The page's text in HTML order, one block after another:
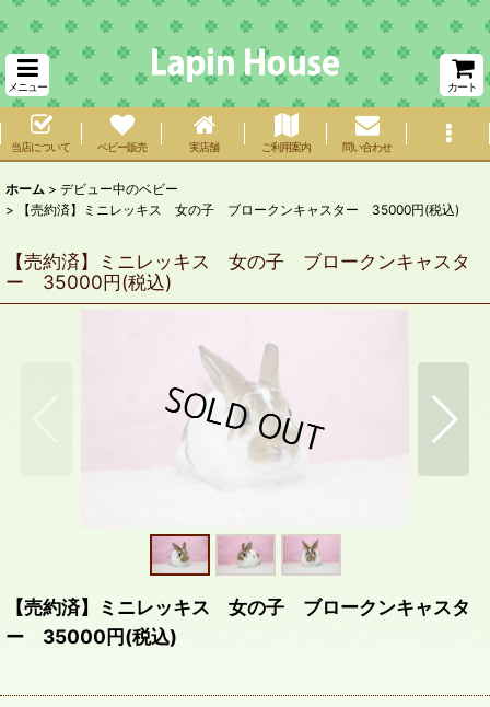
メニュー カート
当店について ベビー販売 実店舗 ご利用案内 問い合わせ
ホーム > デビュー中のベビー
>
【売約済】ミニレッキス 女の子 ブロークンキャスター 35000円(税込)
【売約済】ミニレッキス 女の子 ブロークンキャスタ
ー 35000円(税込)
【売約済】ミニレッキス 女の子 ブロークンキャスタ
ー 35000円(税込)